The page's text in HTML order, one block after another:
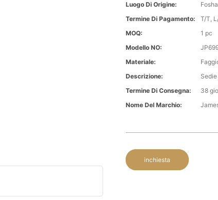
Luogo Di Origine:
Termine Di Pagamento:
T/T,
MOQ:
1 pc
Modello NO:
Materiale:
Descrizione:
Termine Di Consegna:
38
Nome Del Marchio:
inchiesta